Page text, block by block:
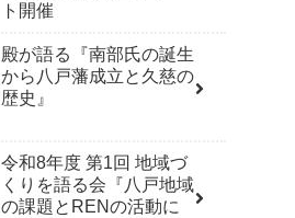
ト開催
殿が語る『南部氏の誕生
から八戸藩成立と久慈の
歴史』
令和8年度 第1回 地域づ
くりを語る会『八戸地域
の課題とRENの活動に